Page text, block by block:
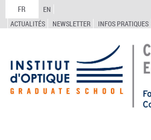
FR
EN
ACTUALITÉS
NEWSLETTER INFOS PRATIQUES